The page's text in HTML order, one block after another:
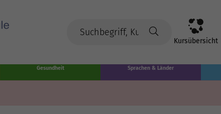
Kursübersicht
Gesundheit Sprachen & Länder